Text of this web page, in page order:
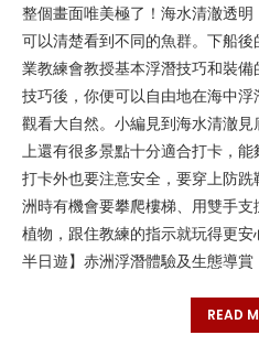
整個畫面唯美極了！海水清澈透
可以清楚看到不同的魚群。下船
業教練會教授基本浮潛技巧和裝
技巧後，你便可以自由地在海中
觀看大自然。小編見到海水清澈
上還有很多景點十分適合打卡，
打卡外也要注意安全，要穿上防
洲時有機會要攀爬樓梯、用雙手
植物，跟住教練的指示就玩得更
半日遊】赤洲浮潛體驗及生態導賞
READ